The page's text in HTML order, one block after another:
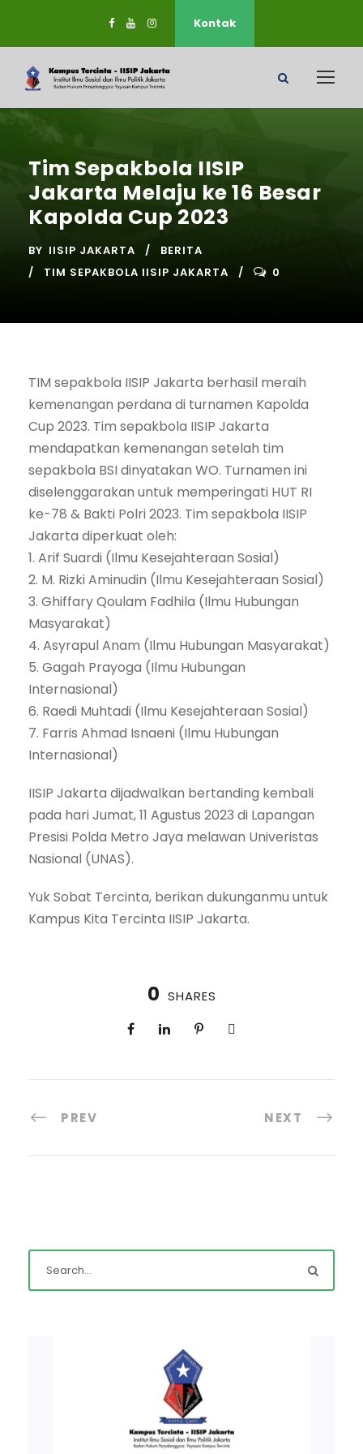
Kontak
Tim Sepakbola IISIP
Jakarta Melaju ke 16 Besar
Kapolda Cup 2023
BY IISIP JAKARTA
BERITA
TIM SEPAKBOLA IISIP JAKARTA
0
TIM sepakbola IISIP Jakarta berhasil meraih
kemenangan perdana di turnamen Kapolda
Cup 2023. Tim sepakbola IISIP Jakarta
mendapatkan kemenangan setelah tim
sepakbola BSI dinyatakan WO. Turnamen ini
diselenggarakan untuk memperingati HUT RI
ke-78 & Bakti Polri 2023. Tim sepakbola IISIP
Jakarta diperkuat oleh:
1. Arif Suardi (Ilmu Kesejahteraan Sosial)
2. M. Rizki Aminudin (Ilmu Kesejahteraan Sosial)
3. Ghiffary Qoulam Fadhila (Ilmu Hubungan
Masyarakat)
4. Asyrapul Anam (Ilmu Hubungan Masyarakat)
5. Gagah Prayoga (Ilmu Hubungan
Internasional)
6. Raedi Muhtadi (Ilmu Kesejahteraan Sosial)
7. Farris Ahmad Isnaeni (Ilmu Hubungan
Internasional)
IISIP Jakarta dijadwalkan bertanding kembali
pada hari Jumat, 11 Agustus 2023 di Lapangan
Presisi Polda Metro Jaya melawan Univeristas
Nasional (UNAS).
Yuk Sobat Tercinta, berikan dukunganmu untuk
Kampus Kita Tercinta IISIP Jakarta.
0 SHARES
PREV NEXT